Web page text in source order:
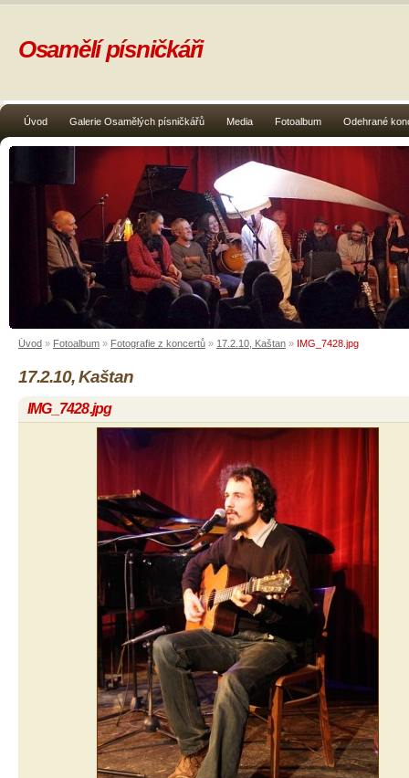
Úvod Galerie Osamělých písničkářů Media Fotoalbum Odehrané
Osamělí písničkáři
Úvod » Fotoalbum » Fotografie z koncertů » 17.2.10, Kaštan » IMG_7428.jpg
17.2.10, Kaštan
IMG_7428.jpg